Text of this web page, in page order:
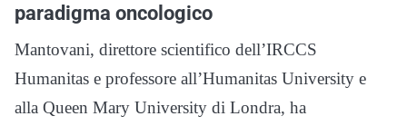
paradigma oncologico
Mantovani, direttore scientifico dell’IRCCS
Humanitas e professore all’Humanitas University e
alla Queen Mary University di Londra, ha